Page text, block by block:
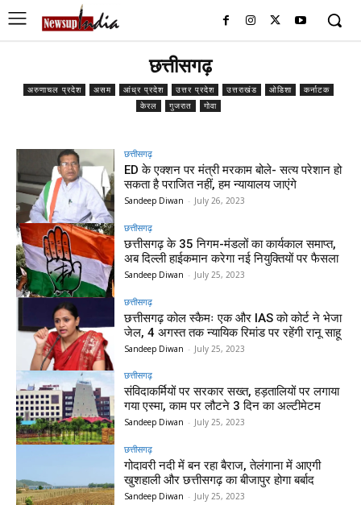
छत्तीसगढ़
अरुणाचल प्रदेश असम आंध्र प्रदेश उत्तर प्रदेश उत्तराखंड ओडिशा
कर्नाटक
केरल
गुजरात गोवा
छत्तीसगढ़
ED के एक्शन पर मंत्री मरकाम बोले- सत्य परेशान हो
सकता है पराजित नहीं, हम न्यायालय जाएंगे
Sandeep Diwan - July 26, 2023
छत्तीसगढ़
छत्तीसगढ़ के 35 निगम-मंडलों का कार्यकाल समाप्त,
अब दिल्ली हाईकमान करेगा नई नियुक्तियों पर फैसला
Sandeep Diwan - July 25, 2023
छत्तीसगढ़
छत्तीसगढ़ कोल स्कैमः एक और IAS को कोर्ट ने भेजा
जेल, 4 अगस्त तक न्यायिक रिमांड पर रहेंगी रानू साहू
Sandeep Diwan - July 25, 2023
छत्तीसगढ़
संविदाकर्मियों पर सरकार सख्त, हड़तालियों पर लगाया
गया एस्मा, काम पर लौटने 3 दिन का अल्टीमेटम
Sandeep Diwan - July 25, 2023
छत्तीसगढ़
गोदावरी नदी में बन रहा बैराज, तेलंगाना में आएगी
खुशहाली और छत्तीसगढ़ का बीजापुर होगा बर्बाद
Sandeep Diwan - July 25, 2023